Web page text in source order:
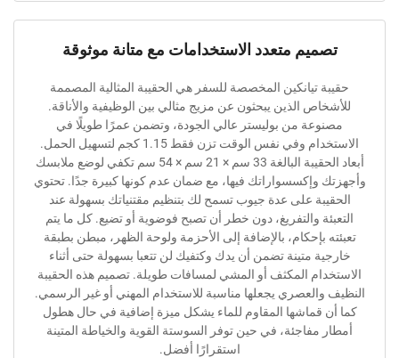
متعدد الاستخدامات مع متانة موثوقة
تيانكين المخصصة للسفر هي الحقيبة المثالية المصممة
الذين يبحثون عن مزيج مثالي بين الوظيفية والأناقة.
من بوليستر عالي الجودة، وتضمن عمرًا طويلًا في
الاستخدام وفي نفس الوقت تزن فقط 1.15 كجم لتسهيل الحمل.
أبعاد الحقيبة البالغة 33 سم × 21 سم × 54 سم تكفي لوضع ملابسك
وإكسسواراتك فيها، مع ضمان عدم كونها كبيرة جدًا. تحتوي
على عدة جيوب تسمح لك بتنظيم مقتنياتك بسهولة عند
والتفريغ، دون خطر أن تصبح فوضوية أو تضيع. كل ما يتم
بإحكام، بالإضافة إلى الأحزمة ولوحة الظهر، مبطن بطبقة
متينة تضمن أن يدك وكتفيك لن تتعبا بسهولة حتى أثناء
المكثف أو المشي لمسافات طويلة. تصميم هذه الحقيبة
يجعلها مناسبة للاستخدام المهني أو غير الرسمي.
قماشها المقاوم للماء يشكل ميزة إضافية في حال هطول
مفاجئة، في حين توفر السوستة القوية والخياطة المتينة
استقرارًا أفضل.